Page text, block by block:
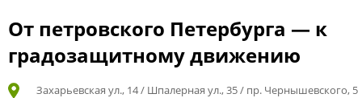
От петровского Петербурга — к
градозащитному движению
Захарьевская ул., 14 / Шпалерная ул., 35 / пр. Чернышевского, 5